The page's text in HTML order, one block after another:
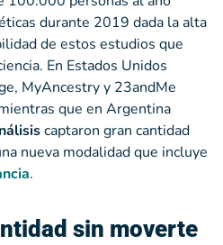
durante 2019 dada la alta
de estos estudios que
En Estados Unidos
MyAncestry y 23andMe
que en Argentina
captaron gran cantidad
nueva modalidad que incluye
.
sin moverte